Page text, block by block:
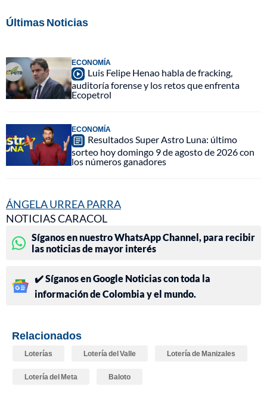
Últimas Noticias
ECONOMÍA
Luis Felipe Henao habla de fracking,
auditoría forense y los retos que enfrenta
Ecopetrol
ECONOMÍA
Resultados Super Astro Luna: último
sorteo hoy domingo 9 de agosto de 2026 con
los números ganadores
ÁNGELA URREA PARRA
NOTICIAS CARACOL
Síganos en nuestro WhatsApp Channel, para recibir
las noticias de mayor interés
✔️ Síganos en Google Noticias con toda la
información de Colombia y el mundo.
Relacionados
Loterías Lotería del Valle Lotería de Manizales
Lotería del Meta Baloto